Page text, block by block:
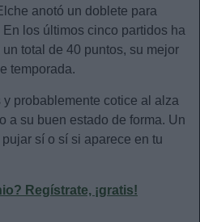
anotó un doblete para
los últimos cinco partidos ha
total de 40 puntos, su mejor
temporada.
probablemente cotice al alza
a su buen estado de forma. Un
sí o sí si aparece en tu
Regístrate, ¡gratis!